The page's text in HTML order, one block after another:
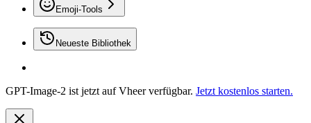
Emoji-Tools
Neueste Bibliothek
GPT-Image-2 ist jetzt auf Vheer verfügbar. Jetzt kostenlos starten.